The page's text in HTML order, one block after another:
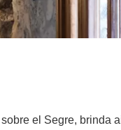
el Segre, brinda